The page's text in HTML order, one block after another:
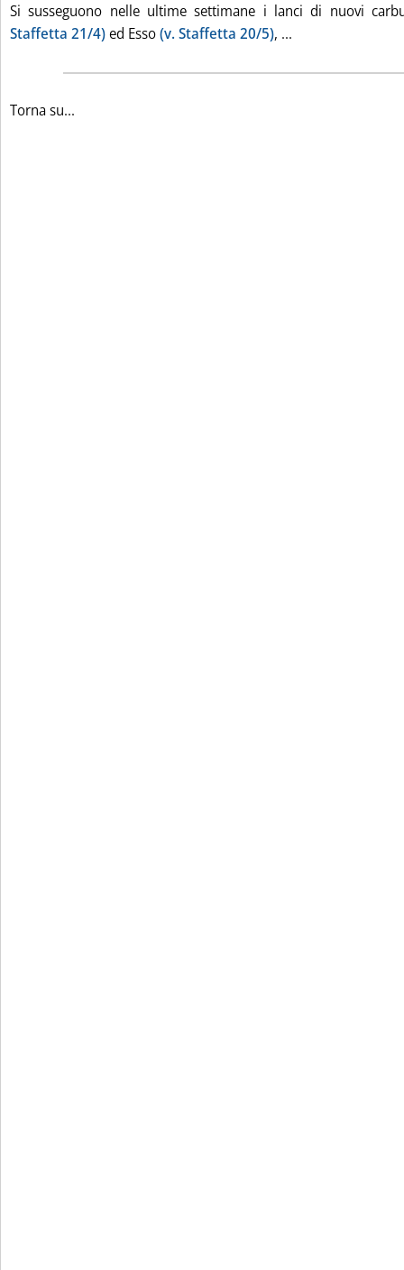
Si susseguono nelle ultime settimane i lanci di nuovi
Staffetta 21/4)ed Esso(v. Staffetta 20/5), ...
Torna su...